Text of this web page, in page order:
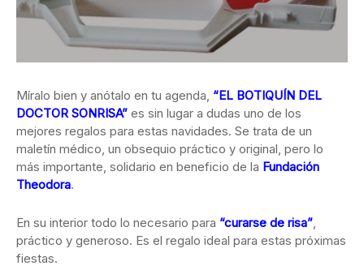
Míralo bien y anótalo en tu agenda, “EL BOTIQUÍN DEL
DOCTOR SONRISA” es sin lugar a dudas uno de los
mejores regalos para estas navidades. Se trata de un
maletín médico, un obsequio práctico y original, pero lo
más importante, solidario en beneficio de la Fundación
Theodora.
En su interior todo lo necesario para “curarse de risa”,
práctico y generoso. Es el regalo ideal para estas próximas
fiestas.